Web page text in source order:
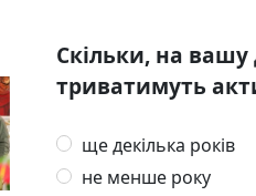
Скільки, на
триватимуть
ще декілька років
не менше року